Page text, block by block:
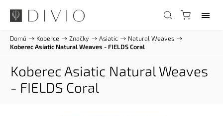
Domů / Koberce / Značky / Asiatic / Natural Weaves /
Koberec Asiatic Natural Weaves - FIELDS Coral
Koberec Asiatic Natural Weaves
- FIELDS Coral